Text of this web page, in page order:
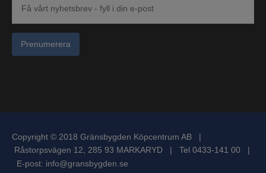
Prenumerera
Copyright © 2018 Gränsbygden Köpcentrum AB |
Råstorpsvägen 12, 285 93 MARKARYD | Tel 0433-141 00 |
E-post: info@gransbygden.se